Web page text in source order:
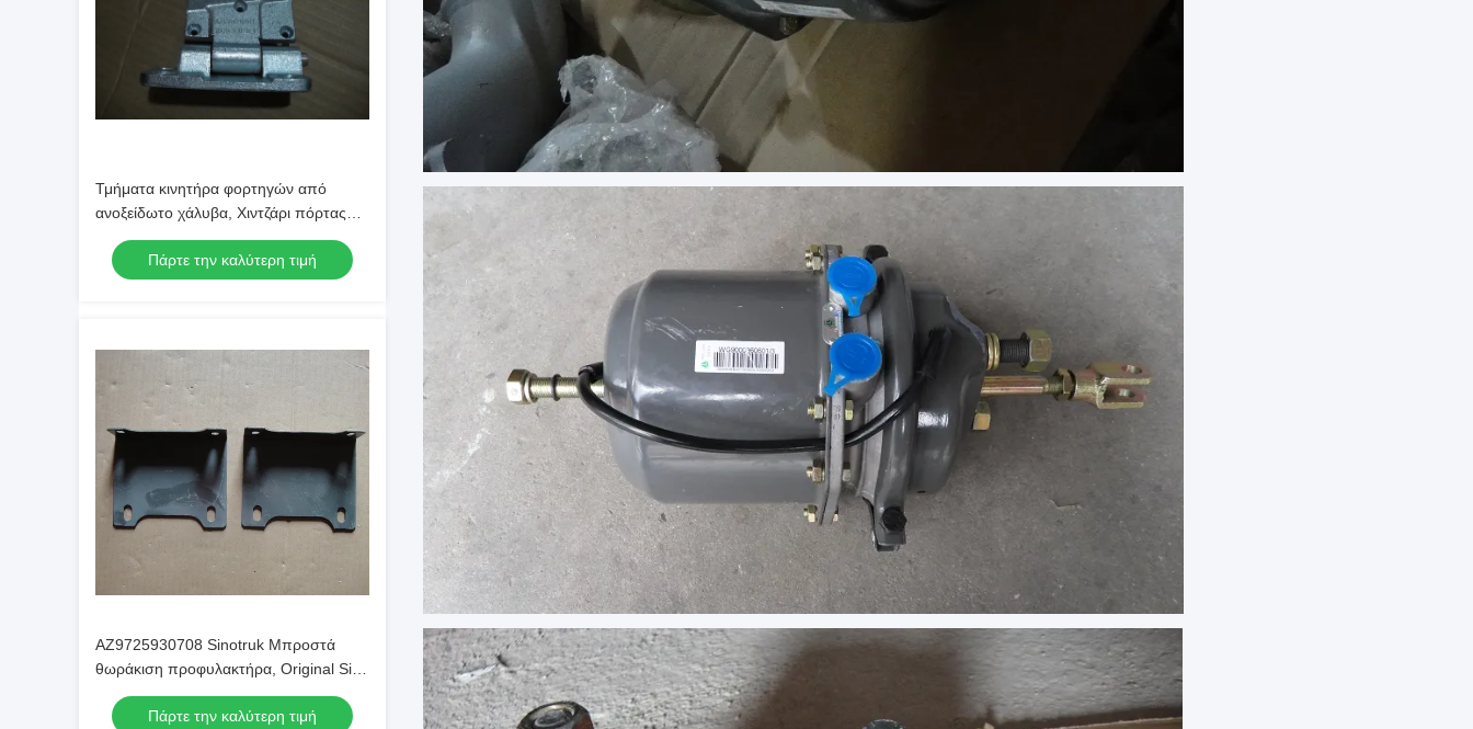
Τμήματα κινητήρα φορτηγών από
ανοξείδωτο χάλυβα, Χιντζάρι πόρτας
φορτηγών Sinotruk AZ1664210041
Πάρτε την καλύτερη τιμή
AZ9725930708 Sinotruk Μπροστά
θωράκιση προφυλακτήρα, Original Sino
Trucks ανταλλακτικά
Πάρτε την καλύτερη τιμή